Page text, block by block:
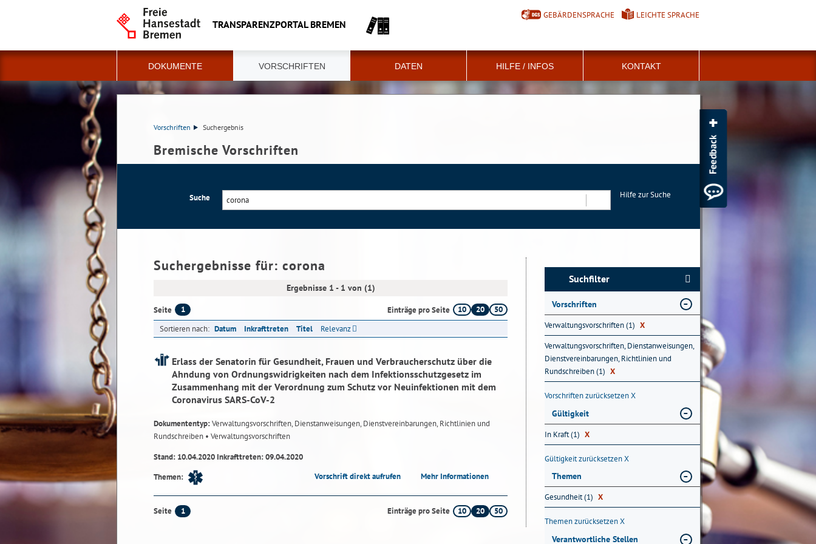
TRANSPARENZPORTAL BREMEN
GEBÄRDENSPRACHE LEICHTE SPRACHE
DOKUMENTE VORSCHRIFTEN DATEN HILFE / INFOS KONTAKT
Vorschriften Suchergebnis
Bremische Vorschriften
Suche
Hilfe zur Suche
Suchergebnisse für: corona
Ergebnisse 1 - 1 von (1)
Seite 1 Einträge pro Seite 10 20
50
Sortieren nach: Datum Inkrafttreten Titel Relevanz
Erlass der Senatorin für Gesundheit, Frauen und Verbraucherschutz über die
Ahndung von Ordnungswidrigkeiten nach dem Infektionsschutzgesetz im
Zusammenhang mit der Verordnung zum Schutz vor Neuinfektionen mit dem
Coronavirus SARS-CoV-2
Dokumententyp:Verwaltungsvorschriften, Dienstanweisungen, Dienstvereinbarungen, Richtlinien und
Rundschreiben • Verwaltungsvorschriften
Stand: 10.04.2020 Inkrafttreten: 09.04.2020
Themen:
Vorschrift direkt aufrufen Mehr Informationen
Seite 1 Einträge pro Seite 10 20 50
Suchfilter
Vorschriften
Verwaltungsvorschriften (1) X
Verwaltungsvorschriften, Dienstanweisungen,
Dienstvereinbarungen, Richtlinien und
Rundschreiben (1) X
Vorschriften zurücksetzenX
Gültigkeit
In Kraft (1) X
Gültigkeit zurücksetzenX
Themen
Gesundheit (1) X
Themen zurücksetzenX
Verantwortliche Stellen